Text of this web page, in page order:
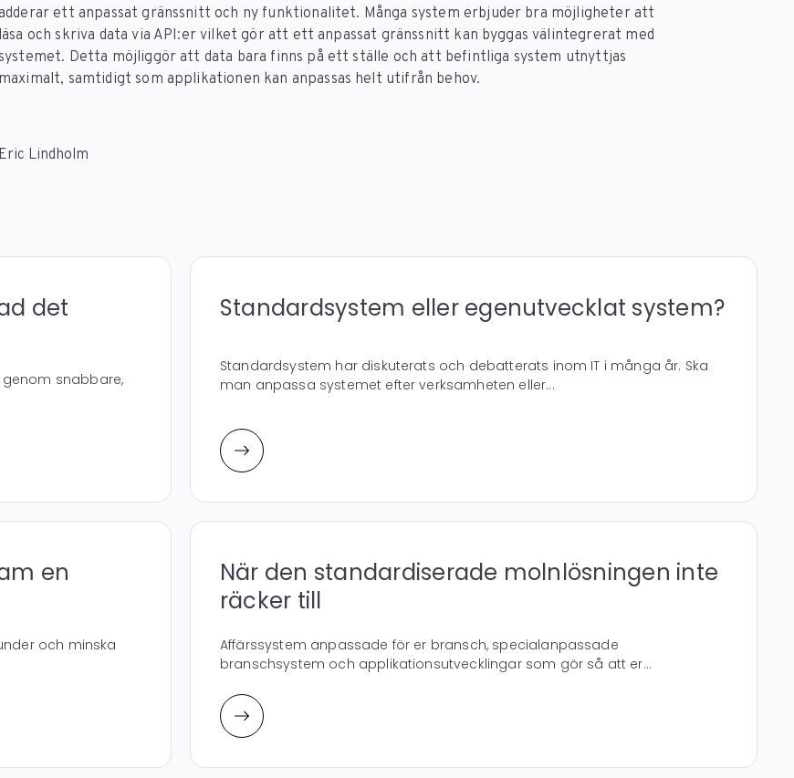
adderar ett anpassat gränssnitt och ny funktionalitet. Många system erbjuder bra möjligheter att
läsa och skriva data via API:er vilket gör att ett anpassat gränssnitt kan byggas välintegrerat med
systemet. Detta möjliggör att data bara finns på ett ställe och att befintliga system utnyttjas
maximalt, samtidigt som applikationen kan anpassas helt utifrån behov.
Eric Lindholm
det
snabbare,
Standardsystem eller egenutvecklat system?
Standardsystem har diskuterats och debatterats inom IT i många år. Ska
man anpassa systemet efter verksamheten eller...
en
och minska
När den standardiserade molnlösningen inte
räcker till
Affärssystem anpassade för er bransch, specialanpassade
branschsystem och applikationsutvecklingar som gör så att er...